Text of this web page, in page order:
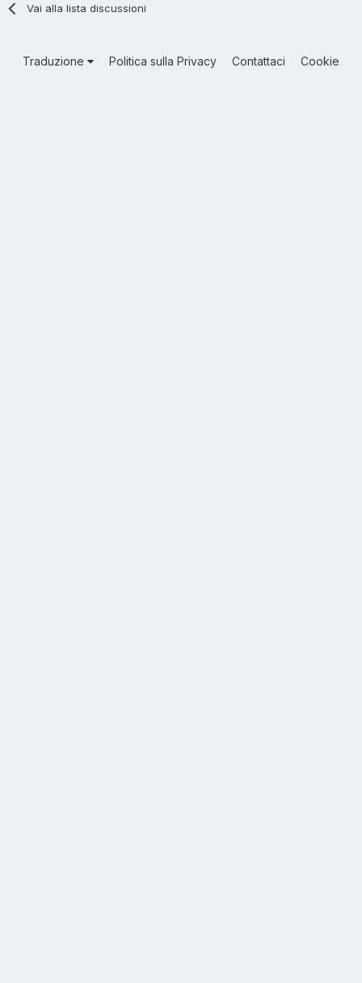
Vai alla lista discussioni
Traduzione Politica sulla Privacy Contattaci Cookie